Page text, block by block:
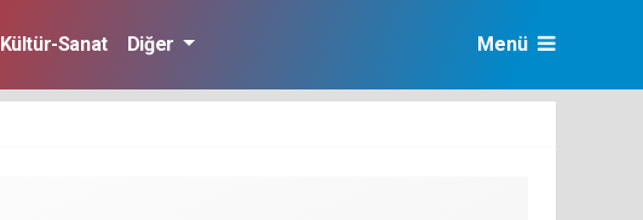
Kültür-Sanat Diğer Menü